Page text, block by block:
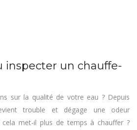
inspecter un chauffe-
sur la qualité de votre eau ? Depuis
trouble et dégage une odeur
met-il plus de temps à chauffer ?